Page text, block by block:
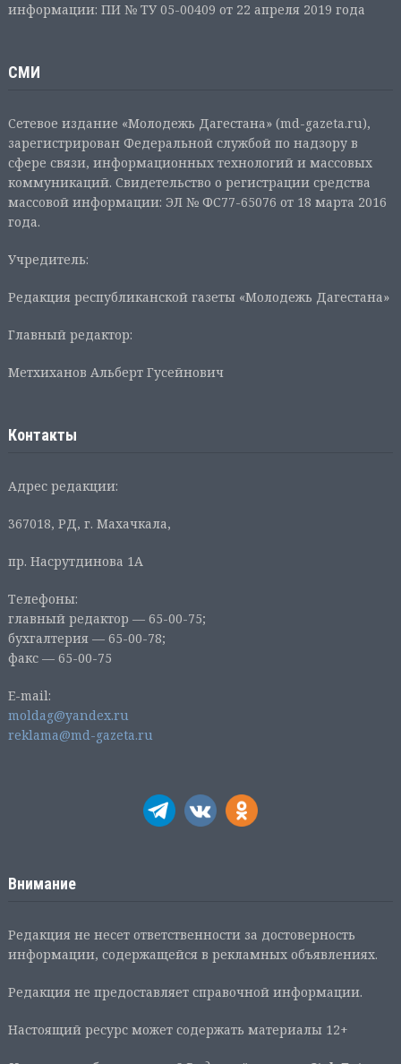
информации: ПИ № ТУ 05-00409 от 22 апреля 2019 года
СМИ
Сетевое издание «Молодежь Дагестана» (md-gazeta.ru),
зарегистрирован Федеральной службой по надзору в
сфере связи, информационных технологий и массовых
коммуникаций. Свидетельство о регистрации средства
массовой информации: ЭЛ № ФС77-65076 от 18 марта 2016
года.
Учредитель:
Редакция республиканской газеты «Молодежь Дагестана»
Главный редактор:
Метхиханов Альберт Гусейнович
Контакты
Адрес редакции:
367018, РД, г. Махачкала,
пр. Насрутдинова 1А
Телефоны:
главный редактор — 65-00-75;
бухгалтерия — 65-00-78;
факс — 65-00-75
E-mail:
moldag@yandex.ru
reklama@md-gazeta.ru
Внимание
Редакция не несет ответственности за достоверность
информации, содержащейся в рекламных объявлениях.
Редакция не предоставляет справочной информации.
Настоящий ресурс может содержать материалы 12+